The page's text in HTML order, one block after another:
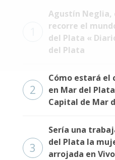
Agustín Neglia,
recorre el
del Plata «
del Plata
2
Cómo estará el
en Mar del
Capital de Mar
3
Sería una
del Plata la
arrojada en